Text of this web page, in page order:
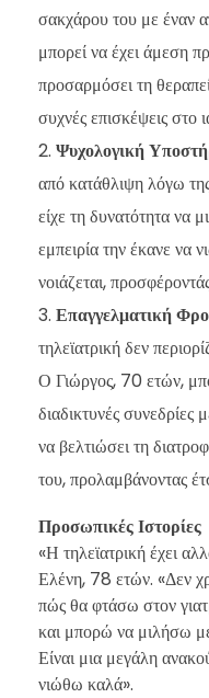
σακχάρου του με έναν
μπορεί να έχει άμεση
προσαρμόσει τη
συχνές επισκέψεις στο
Ψυχολογική
από κατάθλιψη λόγω
είχε τη δυνατότητα να
εμπειρία την έκανε να
νοιάζεται,
Επαγγελματική
τηλεϊατρική δεν
Ο Γιώργος, 70 ετών,
διαδικτυνές
να βελτιώσει τη
του, προλαμβάνοντας
Προσωπικές Ιστορίες
«Η τηλεϊατρική έχει
Ελένη, 78 ετών. «Δεν
πώς θα φτάσω στον
και μπορώ να μιλήσω
Είναι μια μεγάλη
νιώθω καλά».